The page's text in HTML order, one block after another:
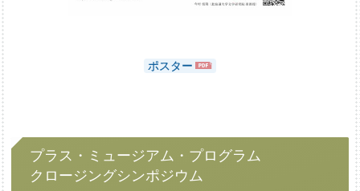
ポスター
プラス・ ミュージアム・ プログラム
クロージングシンポジウム